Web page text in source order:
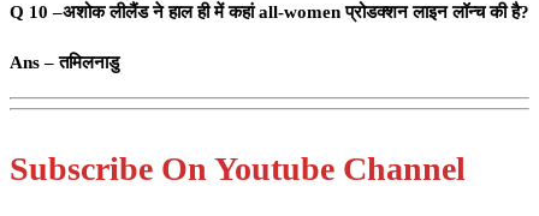
Q 10 –अशोक लीलैंड ने हाल ही में कहां all-women प्रोडक्शन लाइन लॉन्च की है?
Ans – तमिलनाडु
Subscribe On Youtube Channel